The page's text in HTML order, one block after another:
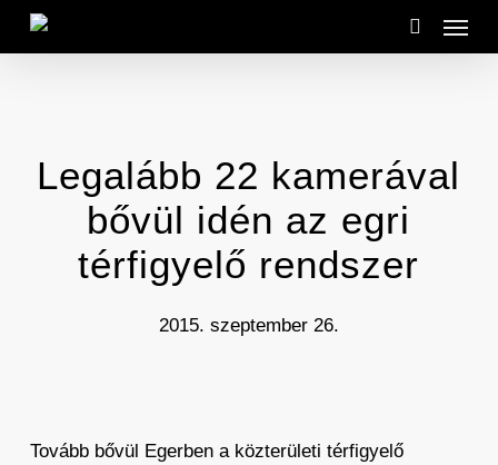
Skip
search
Menu
Legalább 22 kamerával
bővül idén az egri
térfigyelő rendszer
2015. szeptember 26.
Tovább bővül Egerben a közterületi térfigyelő